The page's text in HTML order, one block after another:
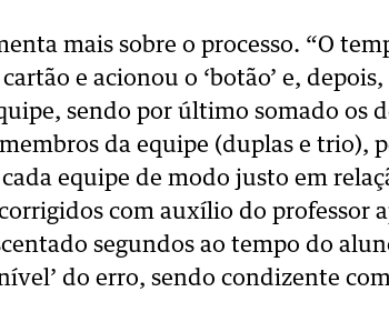
mais sobre o processo. “O
e acionou o ‘botão’ e,
sendo por último somado os
da equipe (duplas e trio),
equipe de modo justo em
com auxílio do professor
segundos ao tempo do
do erro, sendo condizente